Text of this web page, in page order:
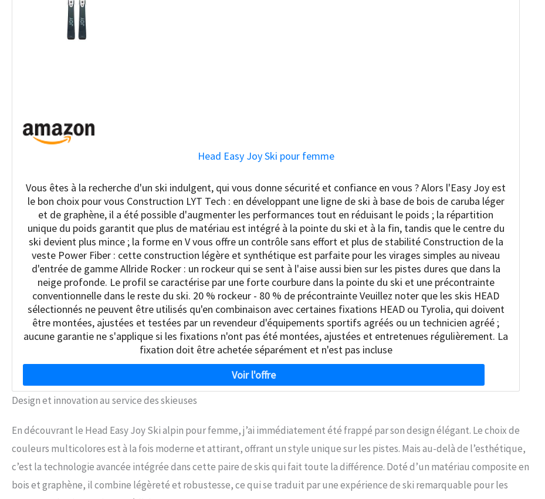
Head Easy Joy Ski pour femme
Vous êtes à la recherche d'un ski indulgent, qui vous donne sécurité et confiance en vous ? Alors l'Easy Joy est
le bon choix pour vous Construction LYT Tech : en développant une ligne de ski à base de bois de caruba léger
et de graphène, il a été possible d'augmenter les performances tout en réduisant le poids ; la répartition
unique du poids garantit que plus de matériau est intégré à la pointe du ski et à la fin, tandis que le centre du
ski devient plus mince ; la forme en V vous offre un contrôle sans effort et plus de stabilité Construction de la
veste Power Fiber : cette construction légère et synthétique est parfaite pour les virages simples au niveau
d'entrée de gamme Allride Rocker : un rockeur qui se sent à l'aise aussi bien sur les pistes dures que dans la
neige profonde. Le profil se caractérise par une forte courbure dans la pointe du ski et une précontrainte
conventionnelle dans le reste du ski. 20 % rockeur - 80 % de précontrainte Veuillez noter que les skis HEAD
sélectionnés ne peuvent être utilisés qu'en combinaison avec certaines fixations HEAD ou Tyrolia, qui doivent
être montées, ajustées et testées par un revendeur d'équipements sportifs agréés ou un technicien agréé ;
aucune garantie ne s'applique si les fixations n'ont pas été montées, ajustées et entretenues régulièrement. La
fixation doit être achetée séparément et n'est pas incluse
Design et innovation au service des skieuses
En découvrant le Head Easy Joy Ski alpin pour femme, j’ai immédiatement été frappé par son design élégant. Le choix de
couleurs multicolores est à la fois moderne et attirant, offrant un style unique sur les pistes. Mais au-delà de l’esthétique,
c’est la technologie avancée intégrée dans cette paire de skis qui fait toute la différence. Doté d’un matériau composite en
bois et graphène, il combine légèreté et robustesse, ce qui se traduit par une expérience de ski remarquable pour les